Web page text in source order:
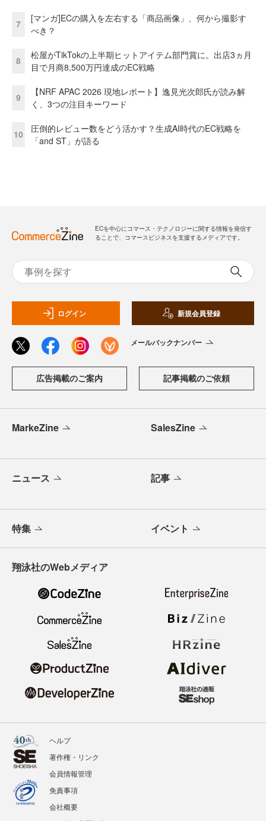
7
[マンガ]ECの購入を左右する「商品画像」、何から撮影す
べき？
8
松屋がTikTokの上半期ヒットアイテム部門賞に。出店3ヵ月
目で月商8,500万円達成のEC戦略
9
【NRF APAC 2026 現地レポート】逸見光次郎氏が読み解
く、3つの注目キーワード
10
圧倒的レビュー数をどう活かす？生成AI時代のEC戦略を
「and ST」が語る
ECを中心にコマース・テクノロジーに関する情報を発信す
ることで、コマースビジネスを支援するメディアです。
ログイン 新規会員登録
メールバックナンバー
広告掲載のご案内 記事掲載のご依頼
MarkeZine SalesZine
ニュース 記事
特集 イベント
翔泳社のWebメディア
ヘルプ
著作権・リンク
会員情報管理
免責事項
会社概要